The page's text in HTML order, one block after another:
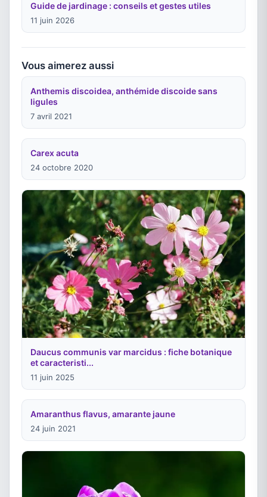
Guide de jardinage : conseils et gestes utiles
11 juin 2026
Vous aimerez aussi
Anthemis discoidea, anthémide discoide sans
ligules
7 avril 2021
Carex acuta
24 octobre 2020
Daucus communis var marcidus : fiche botanique
et caracteristi...
11 juin 2025
Amaranthus flavus, amarante jaune
24 juin 2021